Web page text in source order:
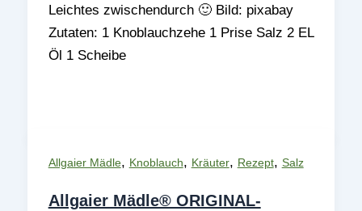
Leichtes zwischendurch 🙂 Bild: pixabay
Zutaten: 1 Knoblauchzehe 1 Prise Salz 2 EL
Öl 1 Scheibe
Allgaier Mädle, Knoblauch, Kräuter, Rezept, Salz
Allgaier Mädle® ORIGINAL-